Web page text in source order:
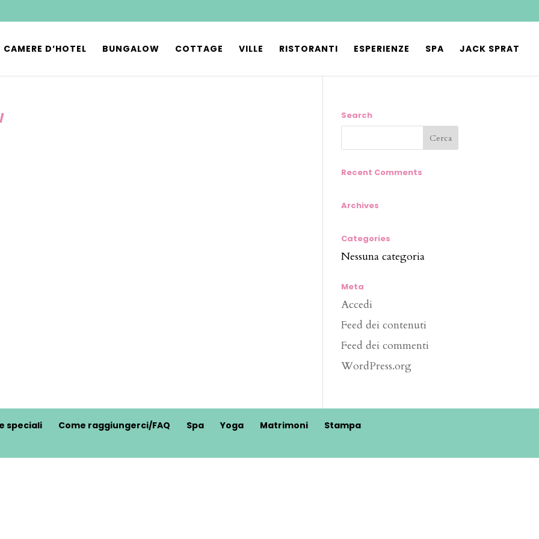
CAMERE D’HOTEL BUNGALOW COTTAGE VILLE RISTORANTI ESPERIENZE SPA JACK SPRAT
Search
Recent Comments
Archives
Categories
Nessuna categoria
Meta
Accedi
Feed dei contenuti
Feed dei commenti
WordPress.org
speciali Come raggiungerci/FAQ Spa Yoga Matrimoni
Stampa